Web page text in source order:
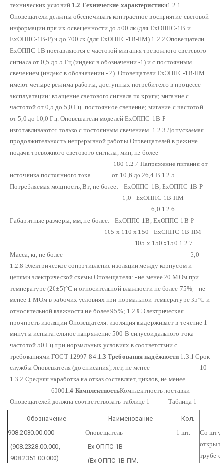
технических условий. 1.2 Технические характеристики1.2.1
Оповещатели должны обеспечивать контрастное восприятие световой
информации при их освещенности до 500 лк (для ЕхОППС-1В и
ЕхОППС-1В-Р) и до 700 лк (для ЕхОППС-1В-ПМ) 1.2.2 Оповещатели
ЕхОППС-1В поставляются с частотой мигания тревожного светового
сигнала от 0,5 до 5 Гц (индекс в обозначении -1) и с постоянным
свечением (индекс в обозначении - 2). Оповещатели ЕхОППС-1В-ПМ
имеют четыре режима работы, доступных потребителю в процессе
эксплуатации: вращение светового сигнала по кругу; мигание с
частотой от 0,5 до 5,0 Гц; постоянное свечение; мигание с частотой
от 5,0 до 10,0 Гц. Оповещатели моделей ЕхОППС-1В-Р
изготавливаются только с постоянным свечением. 1.2.3 Допускаемая
продолжительность непрерывной работы Оповещателей в режиме
подачи тревожного светового сигнала, мин, не более
180 1.2.4 Напряжение питания от
источника постоянного тока от 10,6 до 26,4 В 1.2.5
Потребляемая мощность, Вт, не более: - ЕхОППС-1В, ЕхОППС-1В-Р
1,0 - ЕхОППС-1В-ПМ
6,0 1.2.6
Габаритные размеры, мм, не более: - ЕхОППС-1В, ЕхОППС-1В-Р
105 х 110 х 150 - ЕхОППС-1В-ПМ
105 х 150 х150 1.2.7
Масса, кг, не более 3,0
1.2.8 Электрическое сопротивление изоляции между корпусом и
цепями электрической схемы Оповещателя: - не менее 20 МОм при
температуре (20±5)°С и относительной влажности не более 75%; - не
менее 1 МОм в рабочих условиях при нормальной температуре 35°С и
относительной влажности не более 95%; 1.2.9 Электрическая
прочность изоляции Оповещателя: изоляция выдерживает в течение 1
минуты испытательное напряжение 500 В синусоидального тока
частотой 50 Гц при нормальных условиях в соответствии с
требованиями ГОСТ 12997-84. 1.3 Требования надёжности 1.3.1 Срок
службы Оповещателя (до списания), лет, не менее 10
1.3.2 Средняя наработка на отказ составляет, циклов, не менее
60001.4 КомплектностьКомплектность поставки
Оповещателей должна соответствовать таблице 1
Таблица 1
Обозначение Наименование
Кол.
908.2080.00.000
(908.2328.00.000,
908.2351.00.000)
Оповещатель
Ех ОППС-1В
(Ех ОППС-1В-ПМ,
1 шт.
Со
трубе